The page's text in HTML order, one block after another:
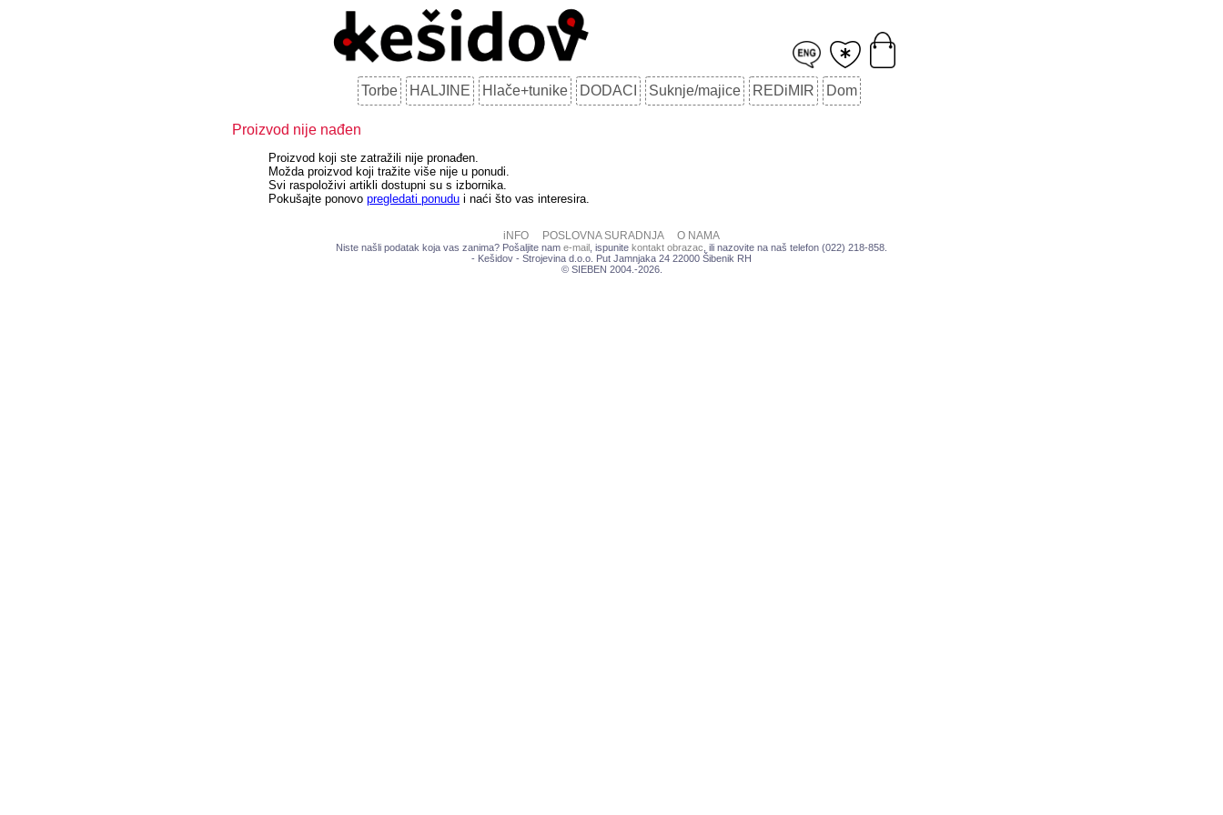
Torbe HALJINE Hlače+tunike DODACI Suknje/majice REDiMIR Dom
Proizvod nije nađen
Proizvod koji ste zatražili nije pronađen.
Možda proizvod koji tražite više nije u ponudi.
Svi raspoloživi artikli dostupni su s izbornika.
Pokušajte ponovo pregledati ponudu i naći što vas interesira.
iNFO POSLOVNA SURADNJA O NAMA
Niste našli podatak koja vas zanima? Pošaljite nam e-mail , ispunite kontakt obrazac , ili nazovite na naš telefon (022) 218-858.
- Kešidov - Strojevina d.o.o. Put Jamnjaka 24 22000 Šibenik RH
© SIEBEN 2004.-2026.